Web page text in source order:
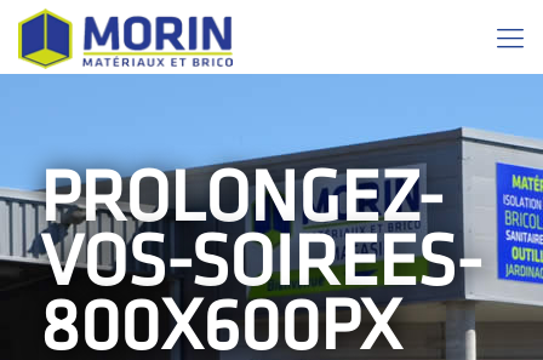
PROLONGEZ-
VOS-SOIREES-
800X600PX